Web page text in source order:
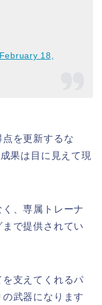
February 18,
を更新するな
果は目に見えて現
、専属トレーナ
で提供されてい
支えてくれるパ
武器になります